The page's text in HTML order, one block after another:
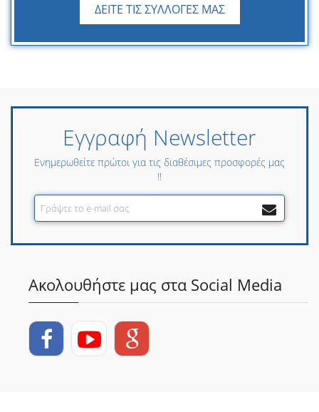
ΔΕΙΤΕ ΤΙΣ ΣΥΛΛΟΓΕΣ ΜΑΣ
Εγγραφή Newsletter
Ενημερωθείτε πρώτοι για τις διαθέσιμες προσφορές μας
!!
Ακολουθήστε μας στα Social Media